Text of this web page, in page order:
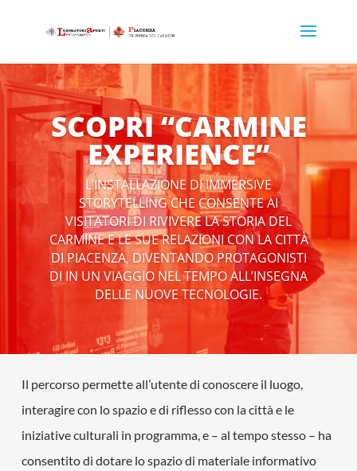
SCOPRI “CARMINE
EXPERIENCE”
L’INSTALLAZIONE DI IMMERSIVE
STORYTELLING CHE CONSENTE AI
VISITATORI DI RIVIVERE LA STORIA DEL
CARMINE E LE SUE RELAZIONI CON LA CITTÀ
DI PIACENZA, DIVENTANDO PROTAGONISTI
DI IN UN VIAGGIO NEL TEMPO ALL’INSEGNA
DELLE NUOVE TECNOLOGIE.
Il percorso permette all’utente di conoscere il luogo,
interagire con lo spazio e di riflesso con la città e le
iniziative culturali in programma, e – al tempo stesso – ha
consentito di dotare lo spazio di materiale informativo